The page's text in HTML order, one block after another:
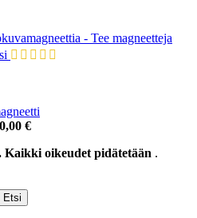
- Tee magneetteja
€
Kaikki oikeudet pidätetään .
Etsi